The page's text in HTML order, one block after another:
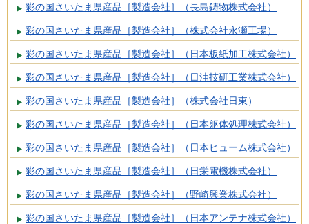
彩の国さいたま県産品［製造会社］（長島鋳物株式会社）
彩の国さいたま県産品［製造会社］（株式会社永瀬工場）
彩の国さいたま県産品［製造会社］（日本板紙加工株式会社）
彩の国さいたま県産品［製造会社］（日油技研工業株式会社）
彩の国さいたま県産品［製造会社］（株式会社日東）
彩の国さいたま県産品［製造会社］（日本躯体処理株式会社）
彩の国さいたま県産品［製造会社］（日本ヒューム株式会社）
彩の国さいたま県産品［製造会社］（日栄電機株式会社）
彩の国さいたま県産品［製造会社］（野崎興業株式会社）
彩の国さいたま県産品［製造会社］（日本アンテナ株式会社）